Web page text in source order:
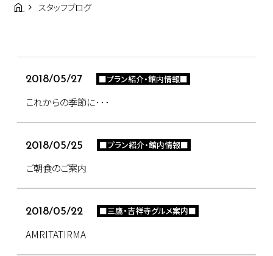
スタッフブログ
2018/05/27 ■プラン紹介・館内情報■
これからの季節に･･･
2018/05/25 ■プラン紹介・館内情報■
ご朝食のご案内
2018/05/22 ■三鷹・吉祥寺グルメ案内■
AMRITATIRMA